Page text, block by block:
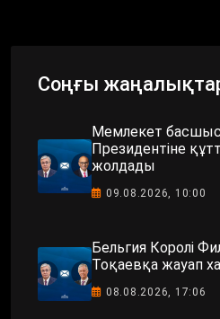
Соңғы
Мемлекет
Президентіне
жолдады
09.08.2026, 10:00
Бельгия Королі
Тоқаевқа жауап
08.08.2026, 17:06